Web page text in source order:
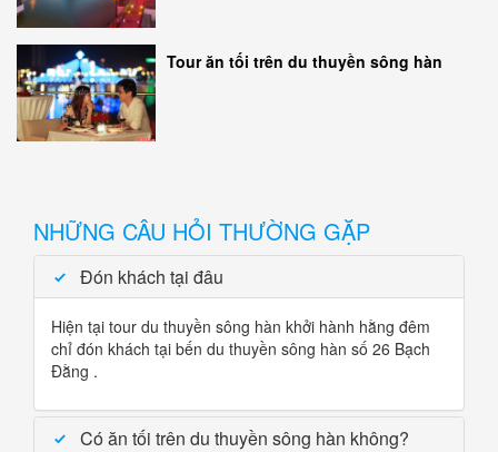
Tour ăn tối trên du thuyền sông hàn
NHỮNG CÂU HỎI THƯỜNG GẶP
Đón khách tại đâu
Hiện tại tour du thuyền sông hàn khởi hành hằng đêm
chỉ đón khách tại bến du thuyền sông hàn số 26 Bạch
Đằng .
Có ăn tối trên du thuyền sông hàn không?